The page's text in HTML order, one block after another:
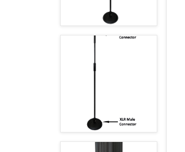
OBCHODNÉ PODMIENKY
KONTAKT